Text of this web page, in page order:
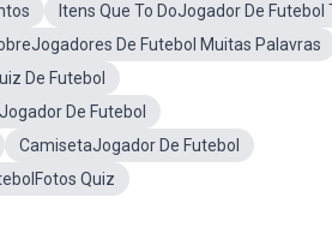
Itens Que To DoJogador De Futebol
De Futebol Muitas Palavras
De Futebol
De Futebol
CamisetaJogador De Futebol
Quiz